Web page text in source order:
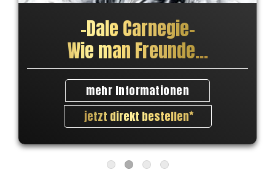
–Dale Carnegie–
Wie man Freunde...
mehr Informationen
jetzt direkt bestellen